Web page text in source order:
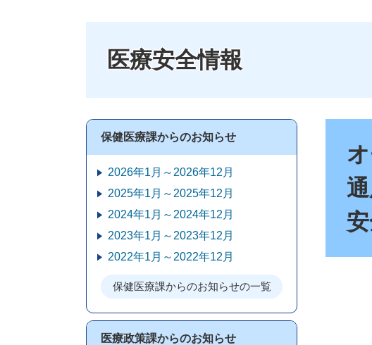
医療安全情報
安
保健医療課からのお知らせ
2026年1月～2026年12月
2025年1月～2025年12月
2024年1月～2024年12月
2023年1月～2023年12月
2022年1月～2022年12月
保健医療課からのお知らせの一覧
医療政策課からのお知らせ